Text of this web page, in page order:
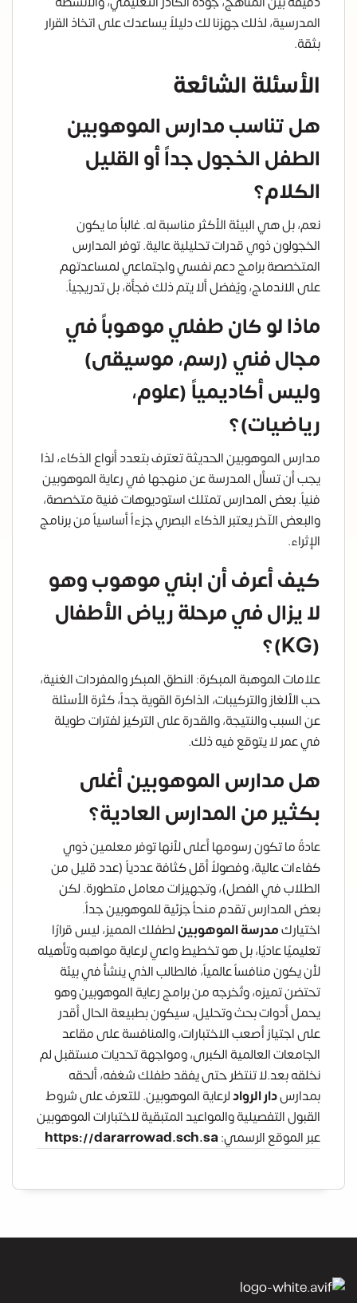
المدرسية، لذلك جهزنا لك دليلاً يساعدك على اتخاذ القرار
بثقة.
الأسئلة الشائعة
هل تناسب مدارس الموهوبين
الطفل الخجول جداً أو القليل
الكلام؟
نعم، بل هي البيئة الأكثر مناسبة له. غالباً ما يكون
الخجولون ذوي قدرات تحليلية عالية. توفر المدارس
المتخصصة برامج دعم نفسي واجتماعي لمساعدتهم
على الاندماج، ويُفضل ألا يتم ذلك فجأة، بل تدريجياً.
ماذا لو كان طفلي موهوباً في
مجال فني (رسم، موسيقى)
وليس أكاديمياً (علوم،
رياضيات)؟
مدارس الموهوبين الحديثة تعترف بتعدد أنواع الذكاء، لذا
يجب أن تسأل المدرسة عن منهجها في رعاية الموهوبين
فنياً. بعض المدارس تمتلك استوديوهات فنية متخصصة،
والبعض الآخر يعتبر الذكاء البصري جزءاً أساسياً من برنامج
الإثراء.
كيف أعرف أن ابني موهوب وهو
لا يزال في مرحلة رياض الأطفال
(KG)؟
علامات الموهبة المبكرة: النطق المبكر والمفردات الغنية،
حب الألغاز والتركيبات، الذاكرة القوية جداً، كثرة الأسئلة
عن السبب والنتيجة، والقدرة على التركيز لفترات طويلة
في عمر لا يتوقع فيه ذلك.
هل مدارس الموهوبين أغلى
بكثير من المدارس العادية؟
عادةً ما تكون رسومها أعلى لأنها توفر معلمين ذوي
كفاءات عالية، وفصولاً أقل كثافة عددياً (عدد قليل من
الطلاب في الفصل)، وتجهيزات معامل متطورة. لكن
بعض المدارس تقدم منحاً جزئية للموهوبين جداً.
اختياركمدرسة الموهوبينلطفلك المميز، ليس قرارًا
تعليميًا عاديًا، بل هو تخطيط واعي لرعاية مواهبه وتأهيله
لأن يكون منافساً عالمياً، فالطالب الذي ينشأ في بيئة
تحتضن تميزه، وتُخرجه من برامج رعاية الموهوبين وهو
يحمل أدوات بحث وتحليل، سيكون بطبيعة الحال أقدر
على اجتياز أصعب الاختبارات، والمنافسة على مقاعد
الجامعات العالمية الكبرى، ومواجهة تحديات مستقبل لم
نخلقه بعد.لا تنتظر حتى يفقد طفلك شغفه، ألحقه
بمدارسدار الروادلرعاية الموهوبين. للتعرف على شروط
القبول التفصيلية والمواعيد المتبقية لاختبارات الموهوبين
عبر الموقع الرسمي:https://dararrowad.sch.sa